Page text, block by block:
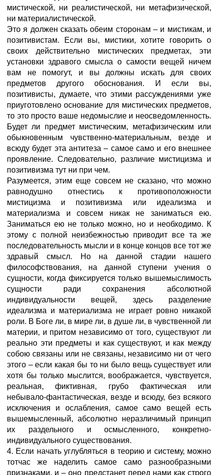
мистической, ни реалистической, ни метафизической,
ни материалистической.
Это я должен сказать обеим сторонам – и мистикам, и
позитивистам. Если вы, мистики, хотите говорить о
своих действительно мистических предметах, эти
установки здравого смысла о самости вещей ничем
вам не помогут, и вы должны искать для своих
предметов другого обоснования. И если вы,
позитивисты, думаете, что этими рассуждениями уже
приуготовлено основание для мистических предметов,
то это просто ваше недомыслие и неосведомленность.
Будет ли предмет мистическим, метафизическим или
обыкновенным чувственно-материальным, везде и
всюду будет эта антитеза – сaмое самo и его внешнее
проявление. Следовательно, различие мистицизма и
позитивизма тут ни при чем.
Разумеется, этим еще совсем не сказано, что можно
равнодушно отнестись к противоположности
мистицизма и позитивизма или идеализма и
материализма и совсем никак не заниматься ею.
Заниматься ею не только можно, но и необходимо. К
этому с полной неизбежностью приводит все та же
последовательность мысли и в конце концов все тот же
здравый смысл. Но на данной стадии нашего
философствования, на данной ступени учения о
сущности, когда фиксируется только вышемыслимость
сущности ради сохранения абсолютной
индивидуальности вещей, здесь разделение
идеализма и материализма не играет ровно никакой
роли. В Боге ли, в мире ли, в душе ли, в чувственной ли
материи, и притом независимо от того, существуют ли
реально эти предметы и как существуют, и как между
собою связаны или не связаны, независимо ни от чего
этого – если какая бы то ни было вещь существует или
хотя бы только мыслится, воображается, чувствуется,
реальная, фиктивная, грубо фактическая или
небывало-фантастическая, везде и всюду, без всякого
исключения и ослабления, сaмое самo вещей есть
вышемысленный, абсолютно неразличимый принцип
их раздельного и осмысленного, конкретно-
индивидуального существования.
4. Если начать углубляться в теорию и систему, можно
тотчас же наделить сaмое самo разнообразными
признаками, и – оно предстанет перед нами как строго